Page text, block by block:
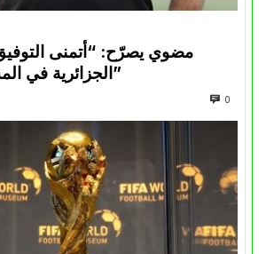
مضوي يصرّح: “أتمنى
الجزائرية في المسابقات القارية”
0